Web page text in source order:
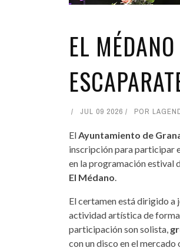
EL
JUL 09 2026 POR
El Ayuntamiento de
inscripción para participar
en la programación estival
El Médano
El certamen está dirigido a
actividad artística de forma
participación son solista,
con un disco en el mercado